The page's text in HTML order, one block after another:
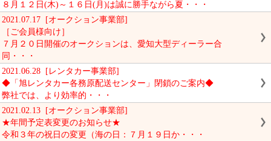
８月１２日(木)～１６日(月)は誠に勝手ながら夏・・・
2021.07.17 [オークション事業部]
［ご会員様向け］
７月２０日開催のオークションは、愛知大型ディーラー合
同・・・
2021.06.28 [レンタカー事業部]
◆「旭レンタカー各務原配送センター」閉鎖のご案内◆
弊社では、より効率的・・・
2021.02.13 [オークション事業部]
★年間予定表変更のお知らせ★
令和３年の祝日の変更（海の日：７月１９日か・・・